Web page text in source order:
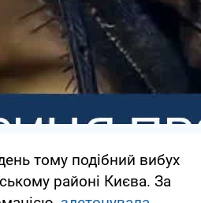
тому подібний вибух
районі Києва. За